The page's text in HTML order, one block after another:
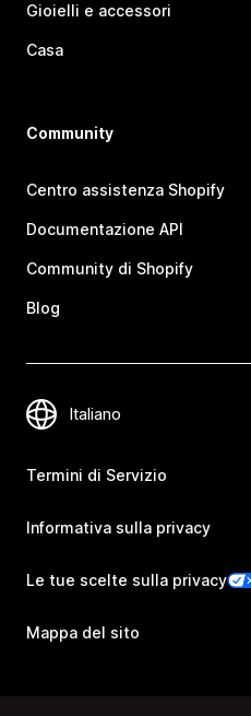
Gioielli e accessori
Casa
Community
Centro assistenza Shopify
Documentazione API
Community di Shopify
Blog
Termini di Servizio
Informativa sulla privacy
Le tue scelte sulla privacy
Mappa del sito